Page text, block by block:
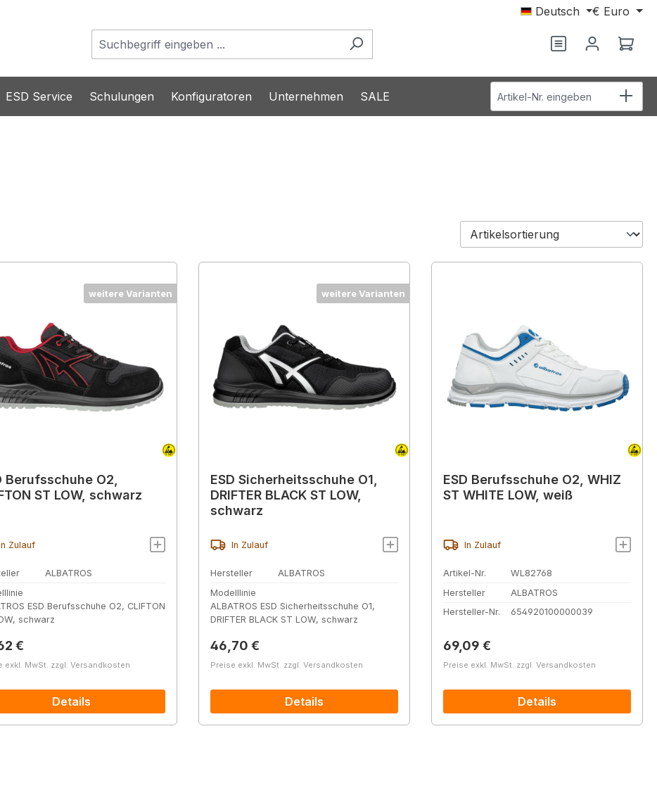
Deutsch € Euro
Du hast 0
ESD Service Schulungen Konfiguratoren Unternehmen SALE Artikel-Nr. eingeben
weitere Varianten
Berufsschuhe O2,
ST LOW, schwarz
Zulauf
ALBATROS
ESD Berufsschuhe O2, CLIFTON
schwarz
Preis:
€
exkl. MwSt. zzgl. Versandkosten
Details
weitere Varianten
ESD Sicherheitsschuhe O1,
DRIFTER BLACK ST LOW,
schwarz
In Zulauf
Hersteller
ALBATROS
Modelllinie
ALBATROS ESD Sicherheitsschuhe O1,
DRIFTER BLACK ST LOW, schwarz
Regulärer Preis:
46,70 €
Preise exkl. MwSt. zzgl. Versandkosten
Details
ESD Berufsschuhe O2, WHIZ
ST WHITE LOW, weiß
In Zulauf
Artikel-Nr.
WL82768
Hersteller
ALBATROS
Hersteller-Nr.
654920100000039
Regulärer Preis:
69,09 €
Preise exkl. MwSt. zzgl. Versandkosten
Details